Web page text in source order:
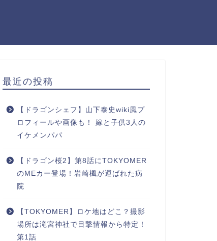
最近の投稿
【ドラゴンシェフ】山下泰史wiki風プ
ロフィールや画像も！ 嫁と子供3人の
イケメンパパ
【ドラゴン桜2】第8話にTOKYOMER
のMEカー登場！岩崎楓が運ばれた病
院
【TOKYOMER】ロケ地はどこ？撮影
場所は滝宮神社で目撃情報から特定！
第1話